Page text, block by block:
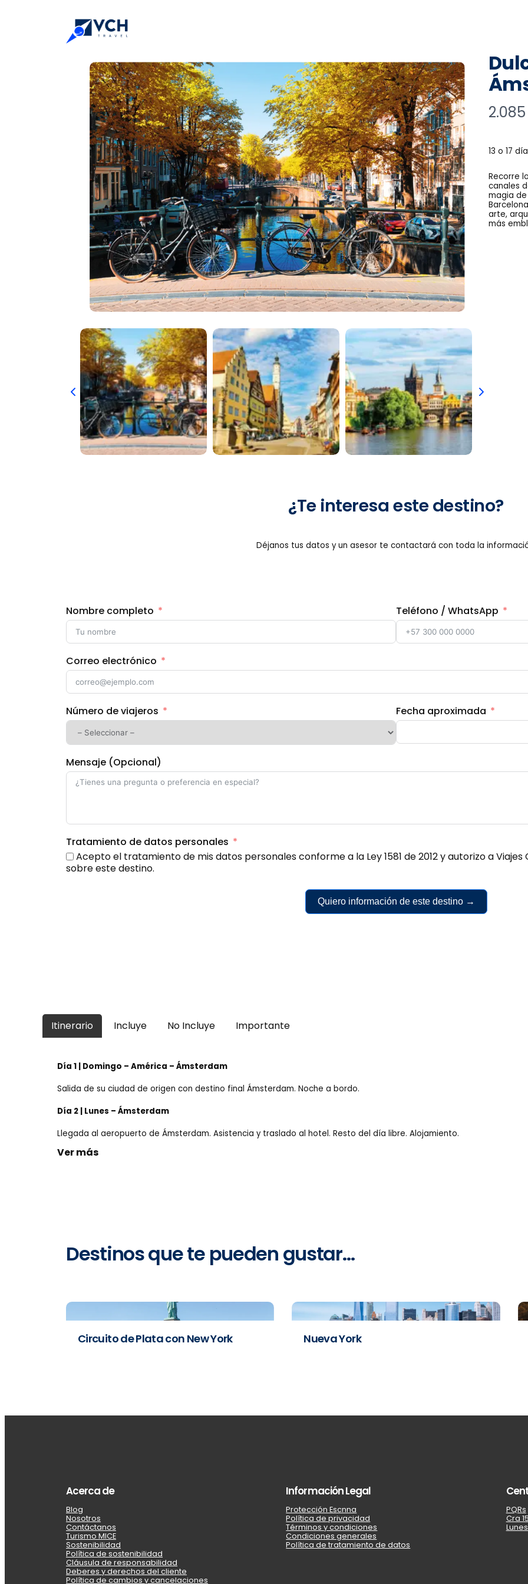
N
w
13 o 17
Recorre
canales
magia de
arte,
más
¿Te interesa este destino?
Déjanos tus datos y un asesor te contactará con toda la
Nombre completo Teléfono / WhatsApp
Correo electrónico
Número de viajeros Fecha aproximada
Mensaje (Opcional)
Tratamiento de datos personales
Acepto el tratamiento de mis datos personales conforme a la Ley 1581 de 2012 y autorizo a
sobre este destino.
Quiero información de este destino →
Itinerario Incluye No Incluye Importante
Día 1 | Domingo – América – Ámsterdam
Salida de su ciudad de origen con destino final Ámsterdam. Noche a bordo.
Día 2 | Lunes – Ámsterdam
Llegada al aeropuerto de Ámsterdam. Asistencia y traslado al hotel. Resto del día libre. Alojamiento.
Ver más
Destinos que te pueden gustar…
Circuito de Plata con New York Nueva York
Acerca de
Blog
Nosotros
Contáctanos
Turismo MICE
Sostenibilidad
Política de sostenibilidad
Cláusula de responsabilidad
Deberes y derechos del cliente
Política de cambios y cancelaciones
Información Legal
Protección Escnna
Política de privacidad
Términos y condiciones
Condiciones generales
Política de tratamiento de datos
PQRs
Cra